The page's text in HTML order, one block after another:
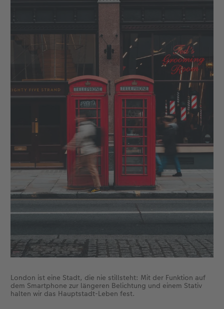
London ist eine Stadt, die nie stillsteht: Mit der Funktion auf
dem Smartphone zur längeren Belichtung und einem Stativ
halten wir das Hauptstadt-Leben fest.